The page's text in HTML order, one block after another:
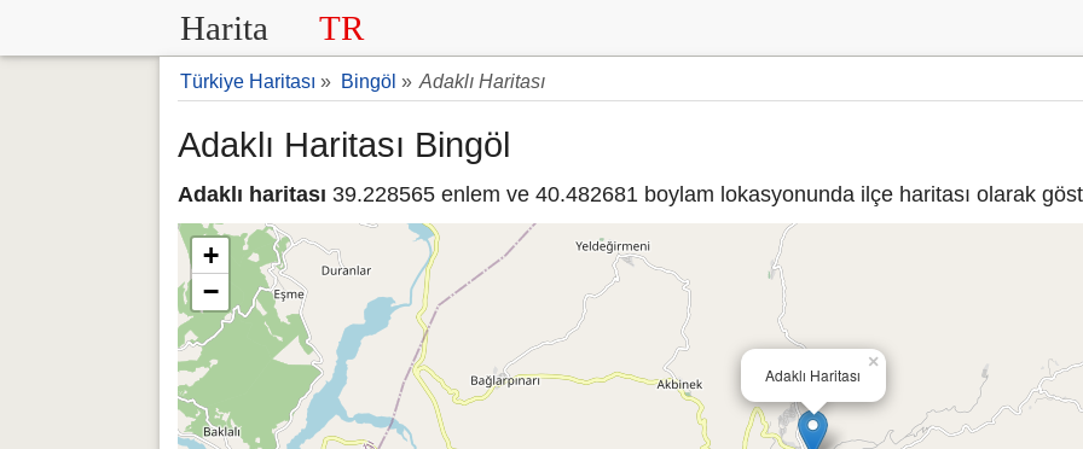
Harita TR
Türkiye Haritası » Bingöl » Adaklı Haritası
Adaklı Haritası Bingöl
Adaklı haritası 39.228565 enlem ve 40.482681 boylam lokasyonunda ilçe haritası olarak
Adaklı Haritası
×
+
−